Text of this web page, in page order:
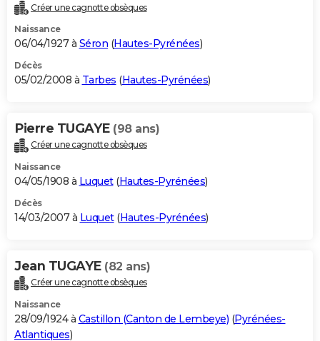
Créer une cagnotte obsèques
Naissance
06/04/1927 à Séron (Hautes-Pyrénées)
Décès
05/02/2008 à Tarbes (Hautes-Pyrénées)
Pierre TUGAYE (98 ans)
Créer une cagnotte obsèques
Naissance
04/05/1908 à Luquet(Hautes-Pyrénées)
Décès
14/03/2007 à Luquet(Hautes-Pyrénées)
Jean TUGAYE (82 ans)
Créer une cagnotte obsèques
Naissance
28/09/1924 à Castillon (Canton de Lembeye) (Pyrénées-
Atlantiques)